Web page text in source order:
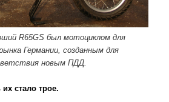
R65GS был мотоциклом для
Германии, созданным для
новым ПДД.
их стало трое.